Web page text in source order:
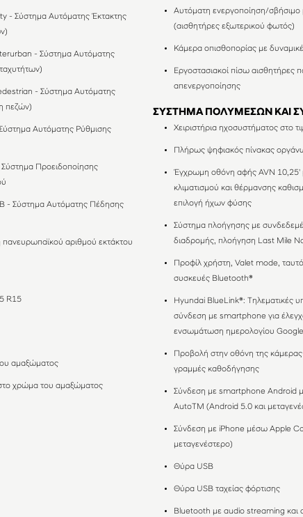
- Σύστημα Αυτόματης Έκτακτης
- Σύστημα Αυτόματης
- Σύστημα Αυτόματης
πεζών)
Αυτόματης Ρύθμισης
Προειδοποίησης
- Σύστημα Αυτόματης Πέδησης
αριθμού εκτάκτου
R15
αμαξώματος
χρώμα του αμαξώματος
Αυτόματη ενεργοποίηση/
(αισθητήρες εξωτερικού φωτός)
Κάμερα οπισθοπορίας με
Εργοστασιακοί πίσω αισθητήρες
απενεργοποίησης
ΣΥΣΤΗΜΑ ΠΟΛΥΜΕΣΩΝ ΚΑΙ
Χειριστήρια ηχοσυστήματος στο
Πλήρως ψηφιακός πίνακας
Έγχρωμη οθόνη αφής AVN 10,25'
κλιματισμού και θέρμανσης
επιλογή ήχων φύσης
Σύστημα πλοήγησης με
διαδρομής, πλοήγηση Last Mile
Προφίλ χρήστη, Valet mode,
συσκευές Bluetooth®
Hyundai BlueLink®: Τηλεματικές
σύνδεση με smartphone για
ενσωμάτωση ημερολογίου
Προβολή στην οθόνη της
γραμμές καθοδήγησης
Σύνδεση με smartphone Android
AutoΤΜ (Android 5.0 και
Σύνδεση με iPhone μέσω Apple
μεταγενέστερο)
Θύρα USB
Θύρα USB ταχείας φόρτισης
Bluetooth με audio streaming και